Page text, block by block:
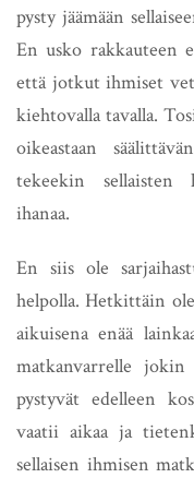
pysty jäämään
En usko rakkauteen
että jotkut ihmiset
kiehtovalla tavalla.
oikeastaan
tekeekin sellaisten
ihanaa.
En siis ole
helpolla. Hetkittäin
aikuisena enää
matkanvarrelle
pystyvät edelleen
vaatii aikaa ja
sellaisen ihmisen